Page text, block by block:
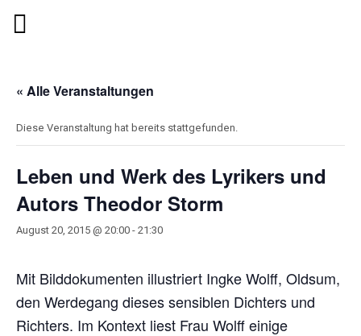
« Alle Veranstaltungen
Diese Veranstaltung hat bereits stattgefunden.
Leben und Werk des Lyrikers und
Autors Theodor Storm
August 20, 2015 @ 20:00 - 21:30
Mit Bilddokumenten illustriert Ingke Wolff, Oldsum,
den Werdegang dieses sensiblen Dichters und
Richters. Im Kontext liest Frau Wolff einige